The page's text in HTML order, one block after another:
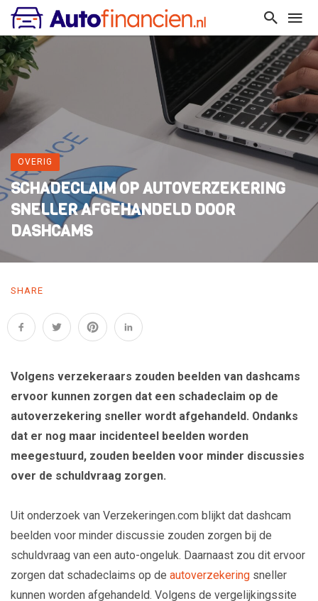
OVERIG
SCHADECLAIM OP AUTOVERZEKERING
SNELLER AFGEHANDELD DOOR
DASHCAMS
SHARE
Volgens verzekeraars zouden beelden van dashcams
ervoor kunnen zorgen dat een schadeclaim op de
autoverzekering sneller wordt afgehandeld. Ondanks
dat er nog maar incidenteel beelden worden
meegestuurd, zouden beelden voor minder discussies
over de schuldvraag zorgen.
Uit onderzoek van Verzekeringen.com blijkt dat dashcam
beelden voor minder discussie zouden zorgen bij de
schuldvraag van een auto-ongeluk. Daarnaast zou dit ervoor
zorgen dat schadeclaims op de autoverzekering sneller
kunnen worden afgehandeld. Volgens de vergelijkingssite